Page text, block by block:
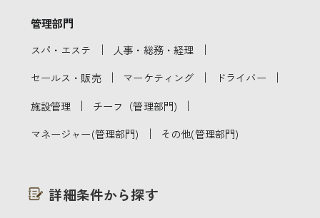
管理部門
スパ・エステ ｜ 人事・総務・経理 ｜
セールス・販売 ｜ マーケティング ｜ ドライバー ｜
施設管理 ｜ チーフ（管理部門) ｜
マネージャー(管理部門) ｜ その他(管理部門)
詳細条件から探す